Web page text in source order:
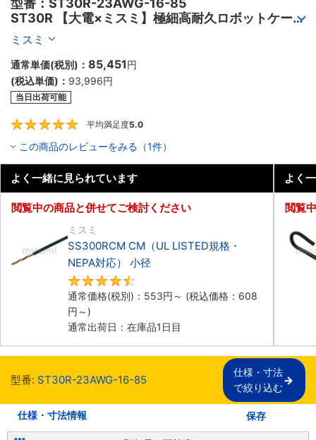
型番：ST30R-23AWG-16-85
ST30R 【大電×ミスミ】極細高耐久ロボットケーブ
ル（シールド無・有）
ミスミ
通常単価(税別)： 85,451円
(税込単価)： 93,996円
当日出荷可能
平均満足度5.0
この商品のレビューをみる（1件）
よく一緒に見られています
閲覧中の商品と併せてご検討ください
ミスミ
SS300RCM CM（UL LISTED規格・
NEPA対応） 小径
通常価格(税別)： 553円 ～ (税込価格： 608
円 ～)
通常出荷日：在庫品1日目
よく
閲覧
型番: ST30R-23AWG-16-85
仕様・寸法
で絞り込む
仕様・寸法情報 保存